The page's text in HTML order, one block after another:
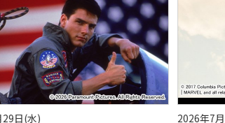
27日(月) 2026年7